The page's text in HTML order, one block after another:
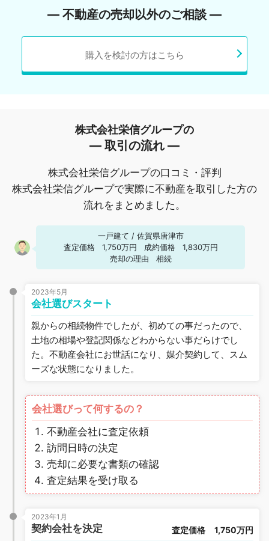
― 不動産の売却以外のご相談 ―
購入を検討の方はこちら
株式会社栄信グループの
― 取引の流れ ―
株式会社栄信グループの口コミ・評判
株式会社栄信グループで実際に不動産を取引した方の
流れをまとめました。
一戸建て / 佐賀県唐津市
査定価格
1,750万円 成約価格
1,830万円
売却の理由
相続
2023年5月
会社選びスタート
親からの相続物件でしたが、初めての事だったので、
土地の相場や登記関係などわからない事だらけでし
た。不動産会社にお世話になり、媒介契約して、スム
ーズな状態になりました。
会社選びって何するの？
不動産会社に査定依頼
訪問日時の決定
売却に必要な書類の確認
査定結果を受け取る
2023年1月
契約会社を決定 査定価格 1,750万円